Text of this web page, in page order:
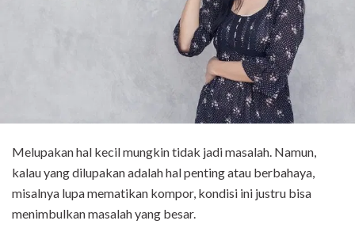
Melupakan hal kecil mungkin tidak jadi masalah. Namun,
kalau yang dilupakan adalah hal penting atau berbahaya,
misalnya lupa mematikan kompor, kondisi ini justru bisa
menimbulkan masalah yang besar.